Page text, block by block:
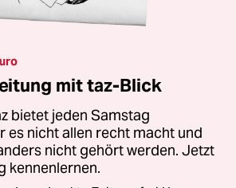
mit taz-Blick
bietet jeden Samstag
es nicht allen recht macht und
nicht gehört werden. Jetzt
kennenlernen.